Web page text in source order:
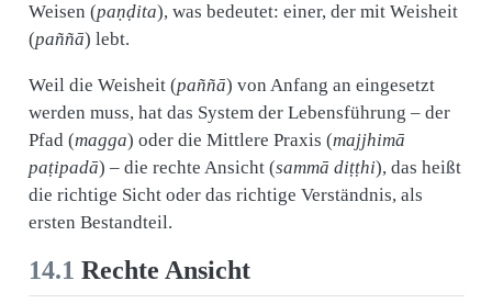
Weisen (paṇḍita), was bedeutet: einer, der mit Weisheit
(paññā) lebt.
Weil die Weisheit (paññā) von Anfang an eingesetzt
werden muss, hat das System der Lebensführung – der
Pfad (magga) oder die Mittlere Praxis (majjhimā
paṭipadā) – die rechte Ansicht (sammā diṭṭhi), das heißt
die richtige Sicht oder das richtige Verständnis, als
ersten Bestandteil.
14.1 Rechte Ansicht